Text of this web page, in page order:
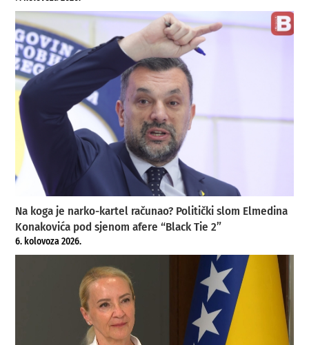
Na koga je narko-kartel računao? Politički slom Elmedina
Konakovića pod sjenom afere “Black Tie 2”
6. kolovoza 2026.